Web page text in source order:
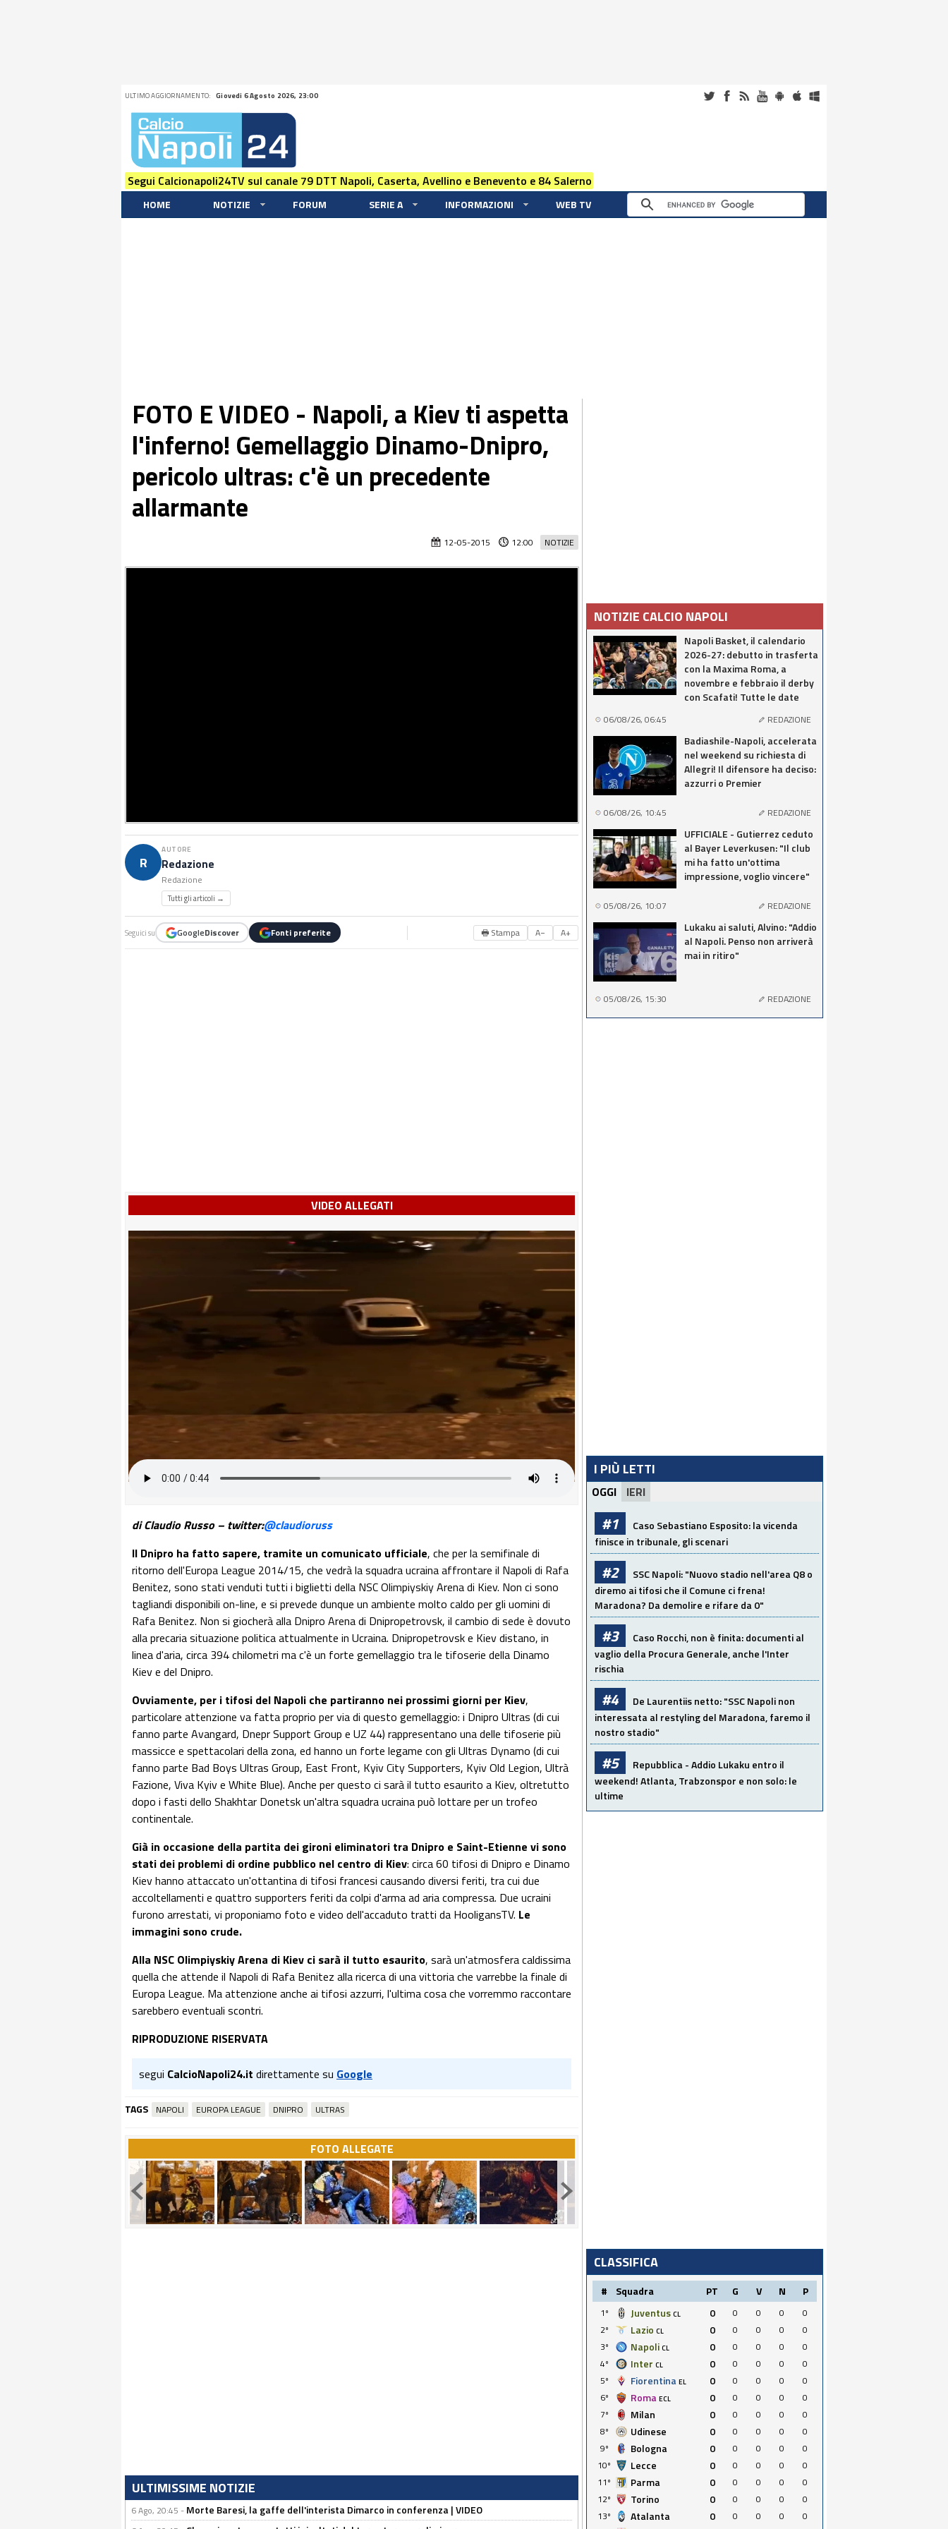
ULTIMO AGGIORNAMENTO: Giovedi 6 Agosto 2026, 23:00
Segui Calcionapoli24TV sul canale 79 DTT Napoli, Caserta, Avellino e Benevento e 84 Salerno
HOME NOTIZIE FORUM SERIE A INFORMAZIONI WEB TV
FOTO E VIDEO - Napoli, a Kiev ti aspetta
l'inferno! Gemellaggio Dinamo-Dnipro,
pericolo ultras: c'è un precedente
allarmante
NOTIZIE
12-05-2015 12:00
R
AUTORE
Redazione
Redazione
Tutti gli articoli →
Seguici su GoogleDiscover Fonti preferite 🖶 Stampa A− A+
VIDEO ALLEGATI
di Claudio Russo – twitter:@claudioruss
Il Dnipro ha fatto sapere, tramite un comunicato ufficiale, che per la semifinale di
ritorno dell'Europa League 2014/15, che vedrà la squadra ucraina affrontare il Napoli di Rafa
Benitez, sono stati venduti tutti i biglietti della NSC Olimpiyskiy Arena di Kiev. Non ci sono
tagliandi disponibili on-line, e si prevede dunque un ambiente molto caldo per gli uomini di
Rafa Benitez. Non si giocherà alla Dnipro Arena di Dnipropetrovsk, il cambio di sede è dovuto
alla precaria situazione politica attualmente in Ucraina. Dnipropetrovsk e Kiev distano, in
linea d'aria, circa 394 chilometri ma c'è un forte gemellaggio tra le tifoserie della Dinamo
Kiev e del Dnipro.
Ovviamente, per i tifosi del Napoli che partiranno nei prossimi giorni per Kiev,
particolare attenzione va fatta proprio per via di questo gemellaggio: i Dnipro Ultras (di cui
fanno parte Avangard, Dnepr Support Group e UZ 44) rappresentano una delle tifoserie più
massicce e spettacolari della zona, ed hanno un forte legame con gli Ultras Dynamo (di cui
fanno parte Bad Boys Ultras Group, East Front, Kyiv City Supporters, Kyiv Old Legion, Ultrà
Fazione, Viva Kyiv e White Blue). Anche per questo ci sarà il tutto esaurito a Kiev, oltretutto
dopo i fasti dello Shakhtar Donetsk un'altra squadra ucraina può lottare per un trofeo
continentale.
Già in occasione della partita dei gironi eliminatori tra Dnipro e Saint-Etienne vi sono
stati dei problemi di ordine pubblico nel centro di Kiev: circa 60 tifosi di Dnipro e Dinamo
Kiev hanno attaccato un'ottantina di tifosi francesi causando diversi feriti, tra cui due
accoltellamenti e quattro supporters feriti da colpi d'arma ad aria compressa. Due ucraini
furono arrestati, vi proponiamo foto e video dell'accaduto tratti da HooligansTV. Le
immagini sono crude.
Alla NSC Olimpiyskiy Arena di Kiev ci sarà il tutto esaurito, sarà un'atmosfera caldissima
quella che attende il Napoli di Rafa Benitez alla ricerca di una vittoria che varrebbe la finale di
Europa League. Ma attenzione anche ai tifosi azzurri, l'ultima cosa che vorremmo raccontare
sarebbero eventuali scontri.
RIPRODUZIONE RISERVATA
segui CalcioNapoli24.it direttamente su Google
TAGS NAPOLI EUROPA LEAGUE DNIPRO ULTRAS
FOTO ALLEGATE
ULTIMISSIME NOTIZIE
6 Ago, 20:45 - Morte Baresi, la gaffe dell'interista Dimarco in conferenza | VIDEO
NOTIZIE CALCIO NAPOLI
Napoli Basket, il calendario
2026-27: debutto in trasferta
con la Maxima Roma, a
novembre e febbraio il derby
con Scafati! Tutte le date
06/08/26, 06:45 REDAZIONE
Badiashile-Napoli, accelerata
nel weekend su richiesta di
Allegri! Il difensore ha deciso:
azzurri o Premier
06/08/26, 10:45 REDAZIONE
UFFICIALE - Gutierrez ceduto
al Bayer Leverkusen: "Il club
mi ha fatto un'ottima
impressione, voglio vincere"
05/08/26, 10:07 REDAZIONE
Lukaku ai saluti, Alvino: "Addio
al Napoli. Penso non arriverà
mai in ritiro"
05/08/26, 15:30 REDAZIONE
I PIÙ LETTI
OGGI IERI
#1
Caso Sebastiano Esposito: la vicenda
finisce in tribunale, gli scenari
#2
SSC Napoli: "Nuovo stadio nell'area Q8 o
diremo ai tifosi che il Comune ci frena!
Maradona? Da demolire e rifare da 0"
#3
Caso Rocchi, non è finita: documenti al
vaglio della Procura Generale, anche l'Inter
rischia
#4
De Laurentiis netto: "SSC Napoli non
interessata al restyling del Maradona, faremo il
nostro stadio"
#5
Repubblica - Addio Lukaku entro il
weekend! Atlanta, Trabzonspor e non solo: le
ultime
CLASSIFICA
# Squadra PT G V N P
1º Juventus CL 0 0 0 0
0
2º
Lazio CL 0 0 0 0
0
3º
Napoli CL 0 0 0 0
0
4º
Inter CL 0 0 0 0
0
5º
Fiorentina EL 0 0 0 0
0
6º
Roma ECL 0 0 0 0
0
7º
Milan 0 0 0 0
0
8º
Udinese 0 0 0 0
0
9º
Bologna 0 0 0 0
0
10º
Lecce 0 0 0 0
0
11º
Parma 0 0 0 0
0
12º
Torino 0 0 0 0
0
13º
Atalanta 0 0 0 0
0